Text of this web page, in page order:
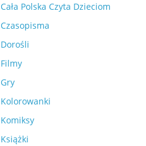
Cała Polska Czyta Dzieciom
Czasopisma
Dorośli
Filmy
Gry
Kolorowanki
Komiksy
Książki